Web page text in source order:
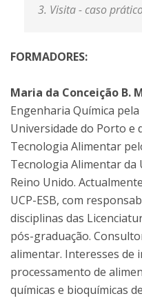
3. Visita - caso
FORMADORES:
Maria da Conceição B.
Engenharia Química
Universidade do Porto e
Tecnologia Alimentar
Tecnologia Alimentar da
Reino Unido.
UCP-ESB, com
disciplinas das
pós-graduação.
alimentar. Interesses de
processamento de
químicas e bioquímicas